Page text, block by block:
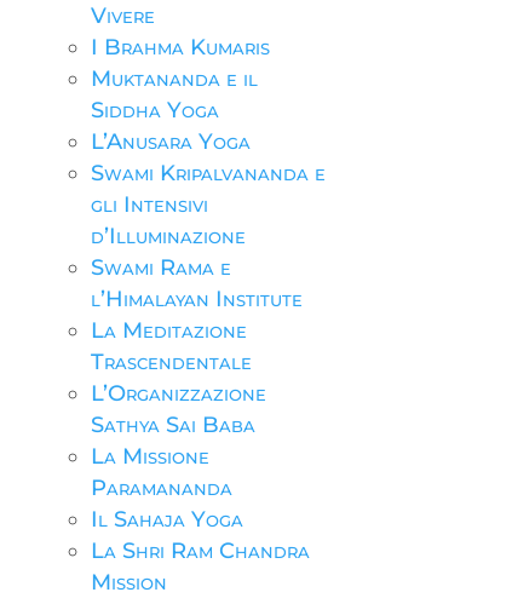
Vivere
I Brahma Kumaris
Muktananda e il
Siddha Yoga
L’Anusara Yoga
Swami Kripalvananda e
gli Intensivi
d’Illuminazione
Swami Rama e
l’Himalayan Institute
La Meditazione
Trascendentale
L’Organizzazione
Sathya Sai Baba
La Missione
Paramananda
Il Sahaja Yoga
La Shri Ram Chandra
Mission